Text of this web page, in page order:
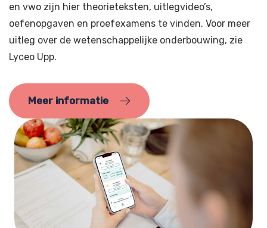
en vwo zijn hier theorieteksten, uitlegvideo’s,
oefenopgaven en proefexamens te vinden. Voor meer
uitleg over de wetenschappelijke onderbouwing, zie
Lyceo Upp.
Meer informatie